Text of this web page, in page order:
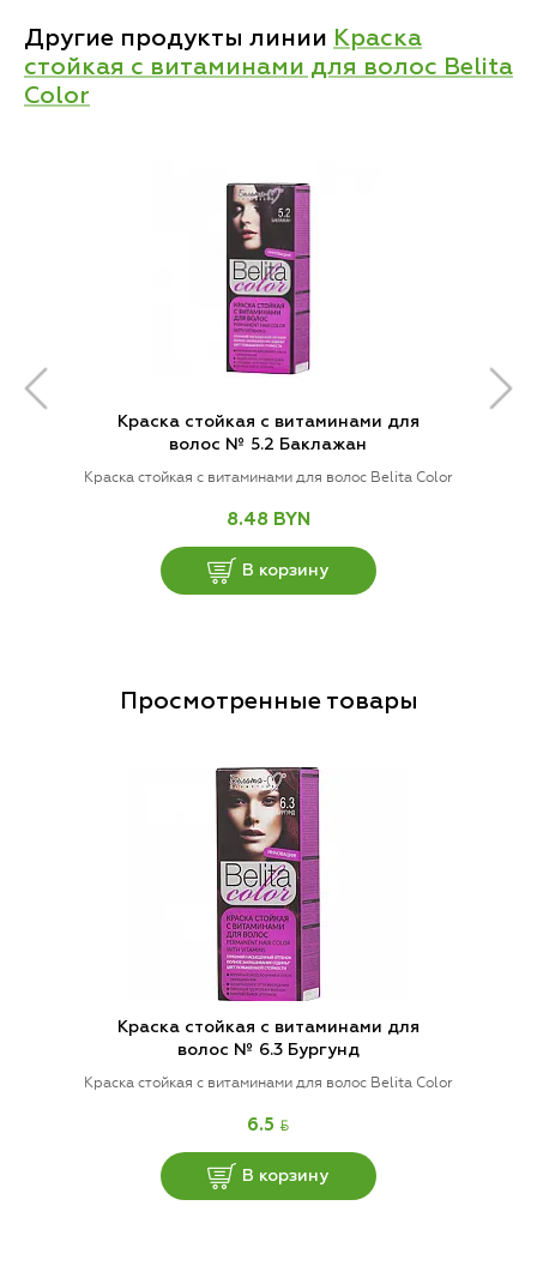
Другие продукты линии Краска
стойкая с витаминами для волос Belita
Color
Краска стойкая с витаминами для
волос № 5.2 Баклажан
Краска стойкая с витаминами для волос Belita Color
8.48 BYN
В корзину
Просмотренные товары
Краска стойкая с витаминами для
волос № 6.3 Бургунд
Краска стойкая с витаминами для волос Belita Color
6.5 BYN
В корзину